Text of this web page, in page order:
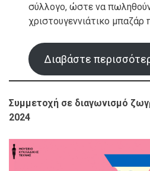
σύλλογο, ώστε να
χριστουγεννιάτικο μπαζάρ
Διαβάστε
Συμμετοχή σε διαγωνισμό
2024